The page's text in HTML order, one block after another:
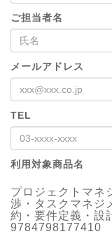
ご担当者名
メールアドレス
TEL
利用対象商品名
プロジェクトマネ
渉・タスクマネジ
約・要件定義・設
9784798177410